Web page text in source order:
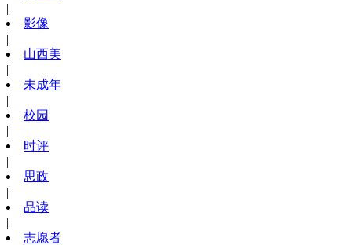
|
影像
|
山西美
|
未成年
|
校园
|
时评
|
思政
|
品读
|
志愿者